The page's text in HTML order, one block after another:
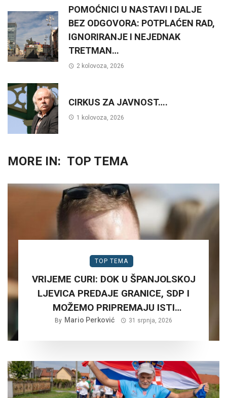
POMOĆNICI U NASTAVI I DALJE
BEZ ODGOVORA: POTPLAĆEN RAD,
IGNORIRANJE I NEJEDNAK
TRETMAN…
2 kolovoza, 2026
CIRKUS ZA JAVNOST….
1 kolovoza, 2026
MORE IN: TOP TEMA
TOP TEMA
VRIJEME CURI: DOK U ŠPANJOLSKOJ
LJEVICA PREDAJE GRANICE, SDP I
MOŽEMO PRIPREMAJU ISTI
SCENARIJ ZA HRVATSKU….
By Mario Perković 31 srpnja, 2026